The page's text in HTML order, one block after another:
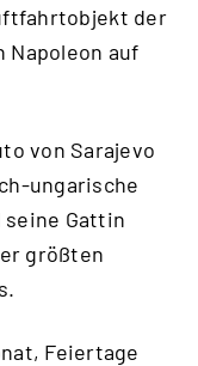
der
Napoleon auf
von Sarajevo
ungarische
seine Gattin
größten
Feiertage